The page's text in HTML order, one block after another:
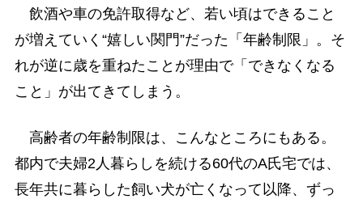
飲酒や車の免許取得など、若い頃はできること
が増えていく“嬉しい関門”だった「年齢制限」。そ
れが逆に歳を重ねたことが理由で「できなくなる
こと」が出てきてしまう。
高齢者の年齢制限は、こんなところにもある。
都内で夫婦2人暮らしを続ける60代のA氏宅では、
長年共に暮らした飼い犬が亡くなって以降、ずっ